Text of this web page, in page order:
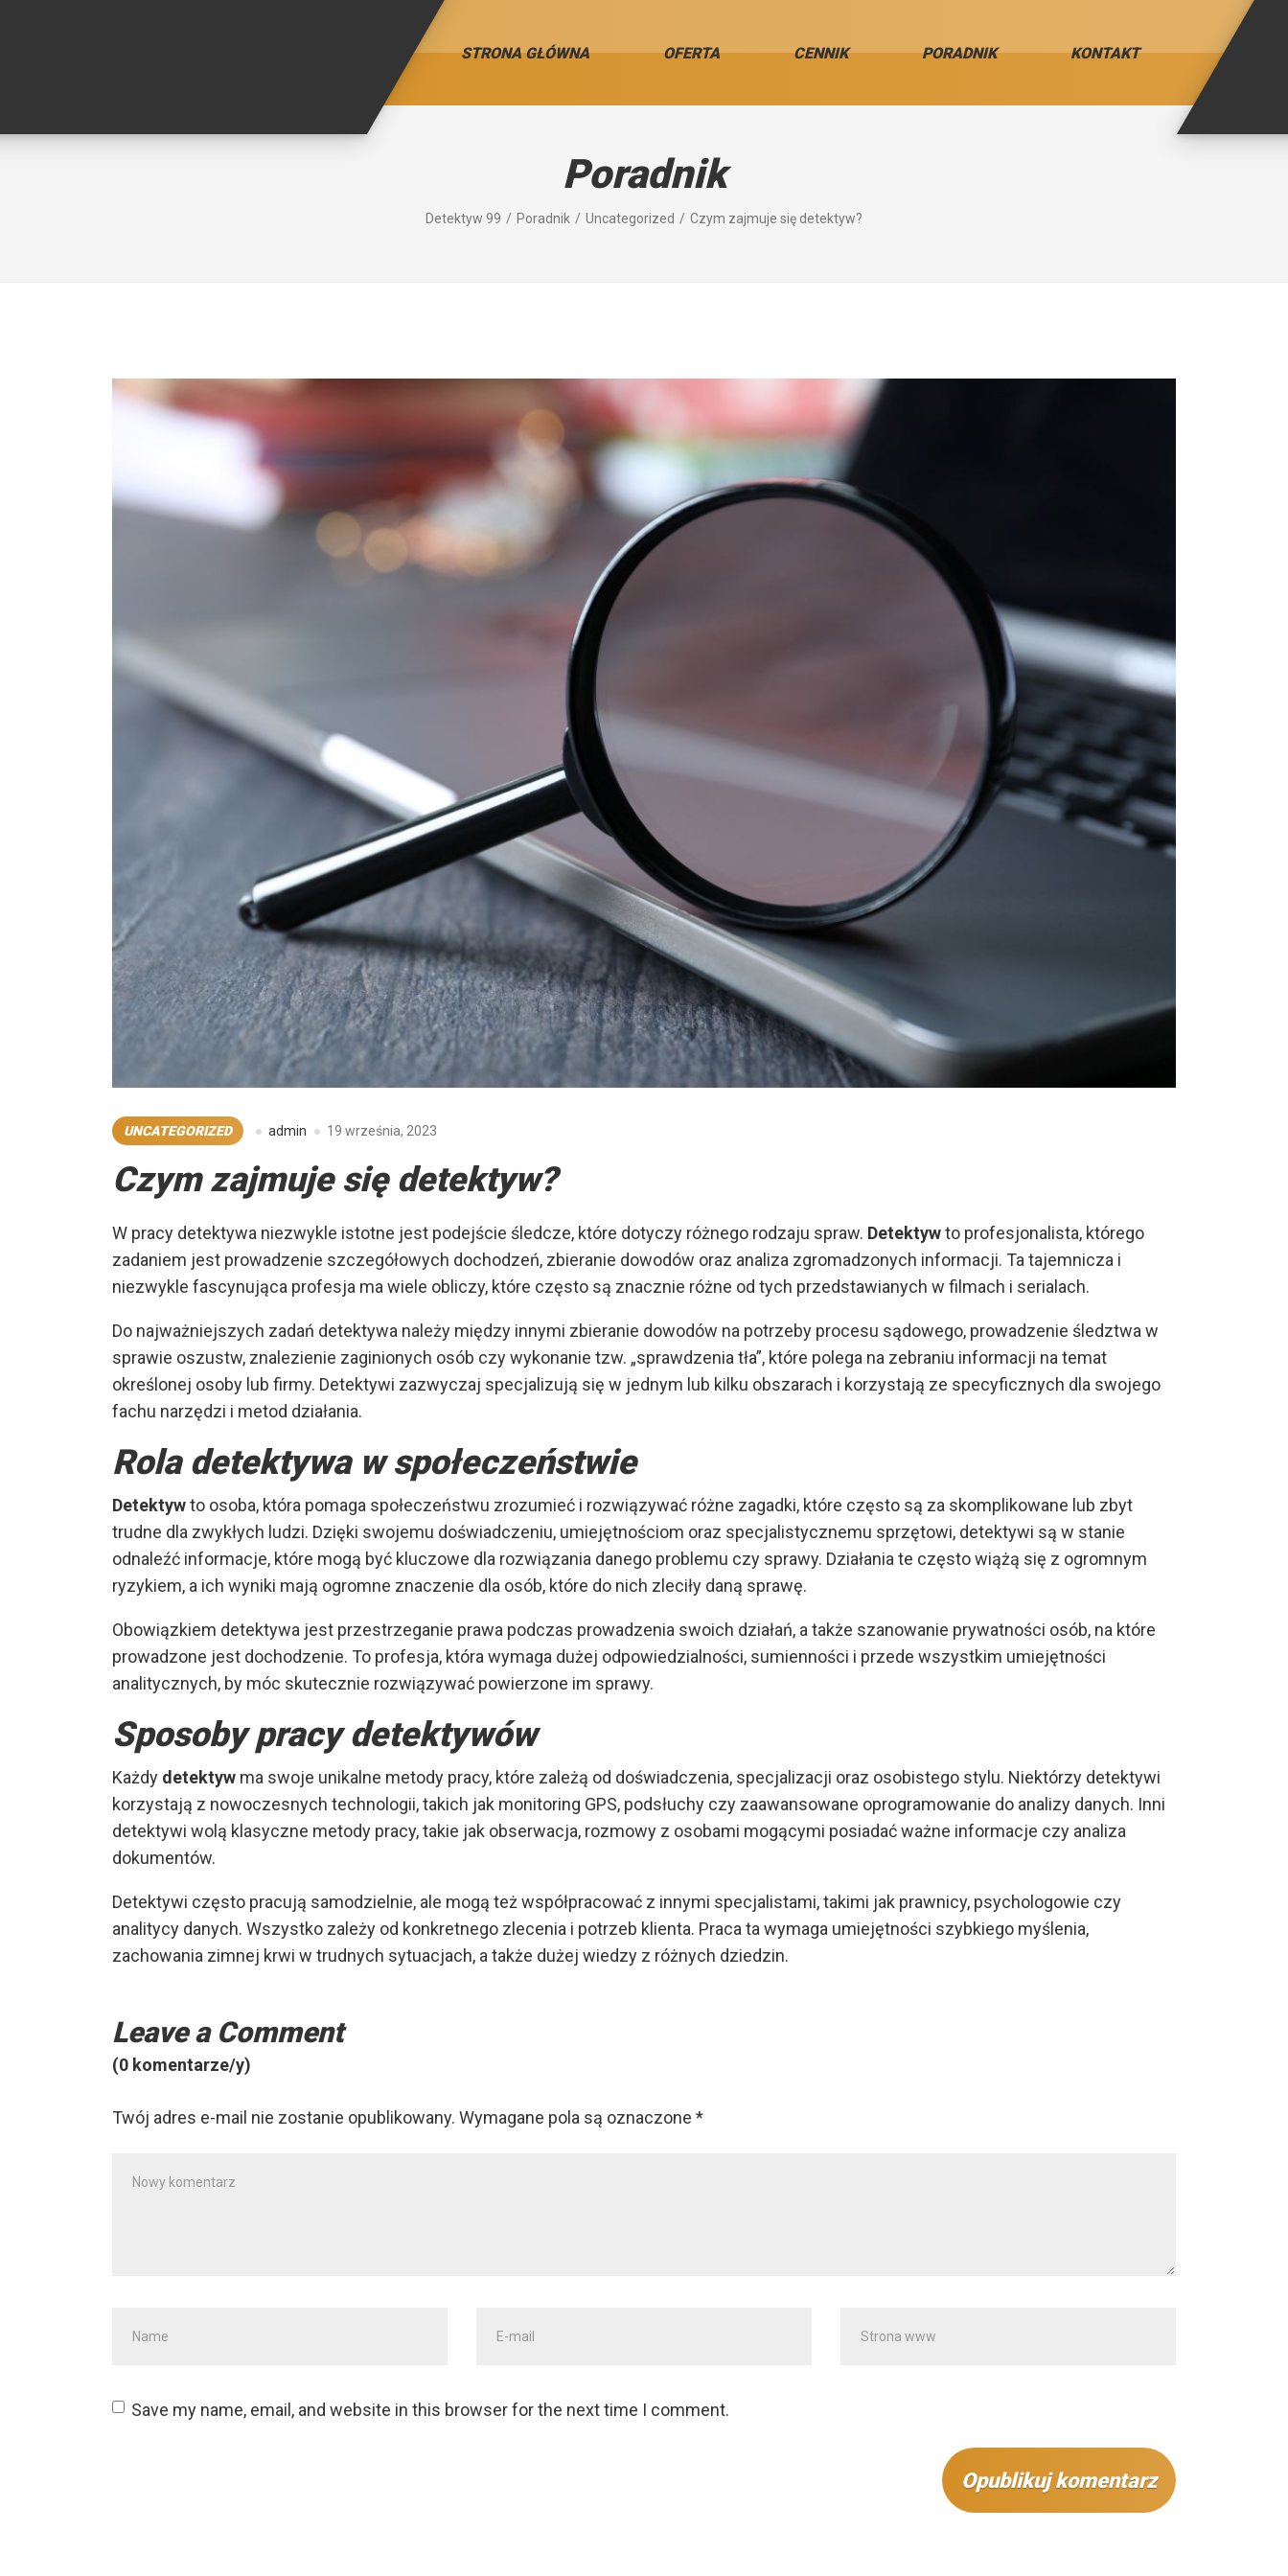
STRONA GŁÓWNA OFERTA CENNIK PORADNIK KONTAKT
Poradnik
Detektyw 99 Poradnik Uncategorized Czym zajmuje się detektyw?
UNCATEGORIZED admin 19 września, 2023
Czym zajmuje się detektyw?
W pracy detektywa niezwykle istotne jest podejście śledcze, które dotyczy różnego rodzaju spraw. Detektywto profesjonalista, którego
zadaniem jest prowadzenie szczegółowych dochodzeń, zbieranie dowodów oraz analiza zgromadzonych informacji. Ta tajemnicza i
niezwykle fascynująca profesja ma wiele obliczy, które często są znacznie różne od tych przedstawianych w filmach i serialach.
Do najważniejszych zadań detektywa należy między innymi zbieranie dowodów na potrzeby procesu sądowego, prowadzenie śledztwa w
sprawie oszustw, znalezienie zaginionych osób czy wykonanie tzw. „sprawdzenia tła”, które polega na zebraniu informacji na temat
określonej osoby lub firmy. Detektywi zazwyczaj specjalizują się w jednym lub kilku obszarach i korzystają ze specyficznych dla swojego
fachu narzędzi i metod działania.
Rola detektywa w społeczeństwie
Detektywto osoba, która pomaga społeczeństwu zrozumieć i rozwiązywać różne zagadki, które często są za skomplikowane lub zbyt
trudne dla zwykłych ludzi. Dzięki swojemu doświadczeniu, umiejętnościom oraz specjalistycznemu sprzętowi, detektywi są w stanie
odnaleźć informacje, które mogą być kluczowe dla rozwiązania danego problemu czy sprawy. Działania te często wiążą się z ogromnym
ryzykiem, a ich wyniki mają ogromne znaczenie dla osób, które do nich zleciły daną sprawę.
Obowiązkiem detektywa jest przestrzeganie prawa podczas prowadzenia swoich działań, a także szanowanie prywatności osób, na które
prowadzone jest dochodzenie. To profesja, która wymaga dużej odpowiedzialności, sumienności i przede wszystkim umiejętności
analitycznych, by móc skutecznie rozwiązywać powierzone im sprawy.
Sposoby pracy detektywów
Każdy detektyw ma swoje unikalne metody pracy, które zależą od doświadczenia, specjalizacji oraz osobistego stylu. Niektórzy detektywi
korzystają z nowoczesnych technologii, takich jak monitoring GPS, podsłuchy czy zaawansowane oprogramowanie do analizy danych. Inni
detektywi wolą klasyczne metody pracy, takie jak obserwacja, rozmowy z osobami mogącymi posiadać ważne informacje czy analiza
dokumentów.
Detektywi często pracują samodzielnie, ale mogą też współpracować z innymi specjalistami, takimi jak prawnicy, psychologowie czy
analitycy danych. Wszystko zależy od konkretnego zlecenia i potrzeb klienta. Praca ta wymaga umiejętności szybkiego myślenia,
zachowania zimnej krwi w trudnych sytuacjach, a także dużej wiedzy z różnych dziedzin.
Leave a Comment
(0 komentarze/y)
Twój adres e-mail nie zostanie opublikowany. Wymagane pola są oznaczone *
komentarz*
email*
www
Save my name, email, and website in this browser for the next time I comment.